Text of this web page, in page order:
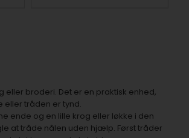
broderi. Det er en praktisk enhed,
tråden er tynd.
ende og en lille krog eller løkke i den
at tråde nålen uden hjælp. Først tråder